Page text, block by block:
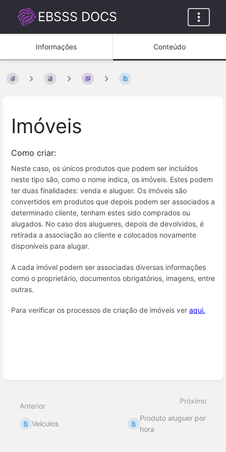
EBSSS DOCS
Informações Conteúdo
Imóveis
Como criar:
Neste caso, os únicos produtos que podem ser incluídos
neste tipo são, como o nome indica, os imóveis. Estes podem
ter duas finalidades: venda e aluguer. Os imóveis são
convertidos em produtos que depois podem ser associados a
determinado cliente, tenham estes sido comprados ou
alugados. No caso dos alugueres, depois de devolvidos, é
retirada a associação ao cliente e colocados novamente
disponíveis para alugar.
A cada imóvel podem ser associadas diversas informações
como o proprietário, documentos obrigatórios, imagens, entre
outras.
Para verificar os processos de criação de imóveis ver aqui.
Anterior
Veículos
Próximo
Produto aluguer por
hora